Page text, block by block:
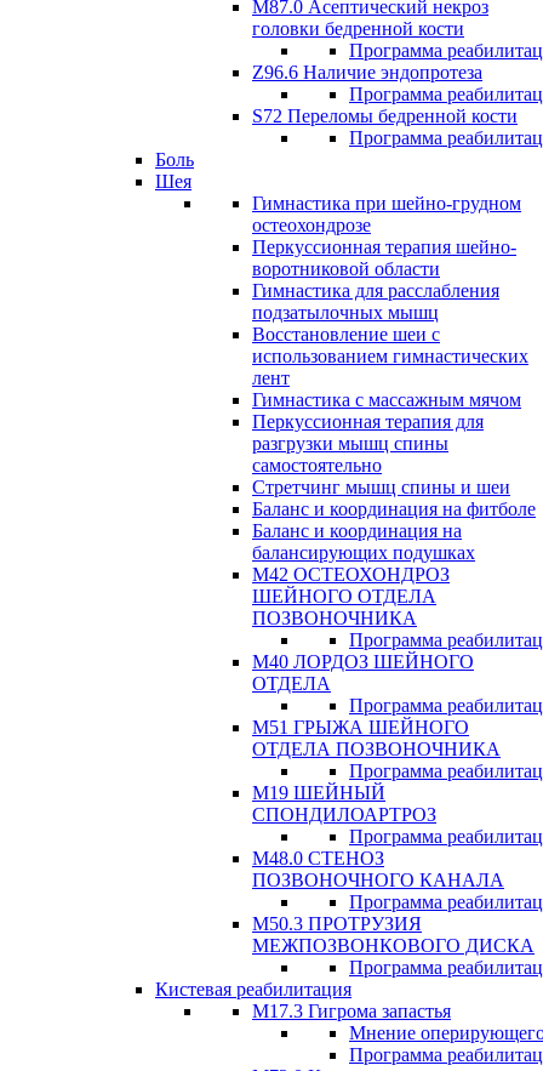
М87.0 Асептический некроз
головки бедренной кости
Программа
Z96.6 Наличие эндопротеза
Программа
S72 Переломы бедренной кости
Программа
Боль
Шея
Гимнастика при шейно-грудном
остеохондрозе
Перкуссионная терапия шейно-
воротниковой области
Гимнастика для расслабления
подзатылочных мышц
Восстановление шеи с
использованием гимнастических
лент
Гимнастика с массажным мячом
Перкуссионная терапия для
разгрузки мышц спины
самостоятельно
Стретчинг мышц спины и шеи
Баланс и координация на фитболе
Баланс и координация на
балансирующих подушках
М42 ОСТЕОХОНДРОЗ
ШЕЙНОГО ОТДЕЛА
ПОЗВОНОЧНИКА
Программа
М40 ЛОРДОЗ ШЕЙНОГО
ОТДЕЛА
Программа
М51 ГРЫЖА ШЕЙНОГО
ОТДЕЛА ПОЗВОНОЧНИКА
Программа
М19 ШЕЙНЫЙ
СПОНДИЛОАРТРОЗ
Программа
М48.0 СТЕНОЗ
ПОЗВОНОЧНОГО КАНАЛА
Программа
М50.3 ПРОТРУЗИЯ
МЕЖПОЗВОНКОВОГО ДИСКА
Программа
Кистевая реабилитация
M17.3 Гигрома запастья
Мнение
Программа